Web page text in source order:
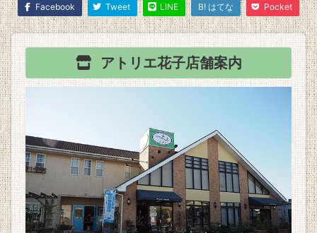
Facebook Tweet LINE B! はてな Pocket
アトリエ花子店舗案内